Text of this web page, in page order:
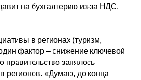
на бухгалтерию из-за НДС.
в регионах (туризм,
фактор – снижение ключевой
правительство занялось
регионов. «Думаю, до конца